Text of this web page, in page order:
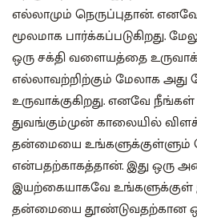
எல்லாமும் நெருப்புதான்.
மூலமாக பார்க்கப்படுகிறது.
ஒரு சக்தி வளையத்தை
எல்லாவற்றிற்கும் மேலாக
உருவாக்குகிறது. எனவே
துவங்கும்முன் காலையில்
தன்மையை
என்பதற்காகத்தான். இது ஒரு
இயற்கையாகவே உங்களுக்குள்
தன்மையை தூண்டுவதற்கான